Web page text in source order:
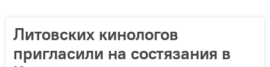
Литовских кинологов
пригласили на состязания в